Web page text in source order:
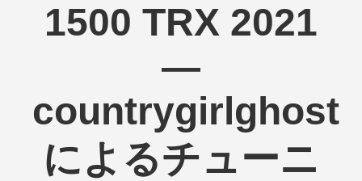
1500 TRX 2021
—
countrygirlghost
によるチューニ